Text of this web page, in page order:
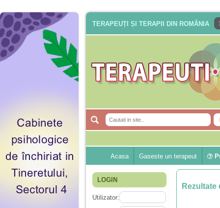
TERAPEUȚI ȘI TERAPII DIN ROMÂNIA
Acasa Gaseste un terapeut
LOGIN
Utilizator:
Rezultate